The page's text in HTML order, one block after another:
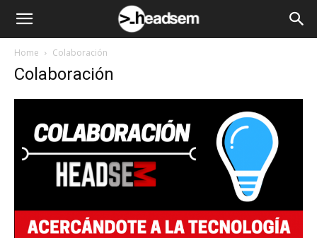
Home Colaboración
Colaboración